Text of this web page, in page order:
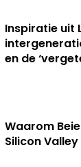
Inspiratie uit
en de
Waarom
Silicon Valley